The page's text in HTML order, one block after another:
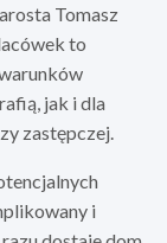
Tomasz
to
jak i dla
zastępczej.
i